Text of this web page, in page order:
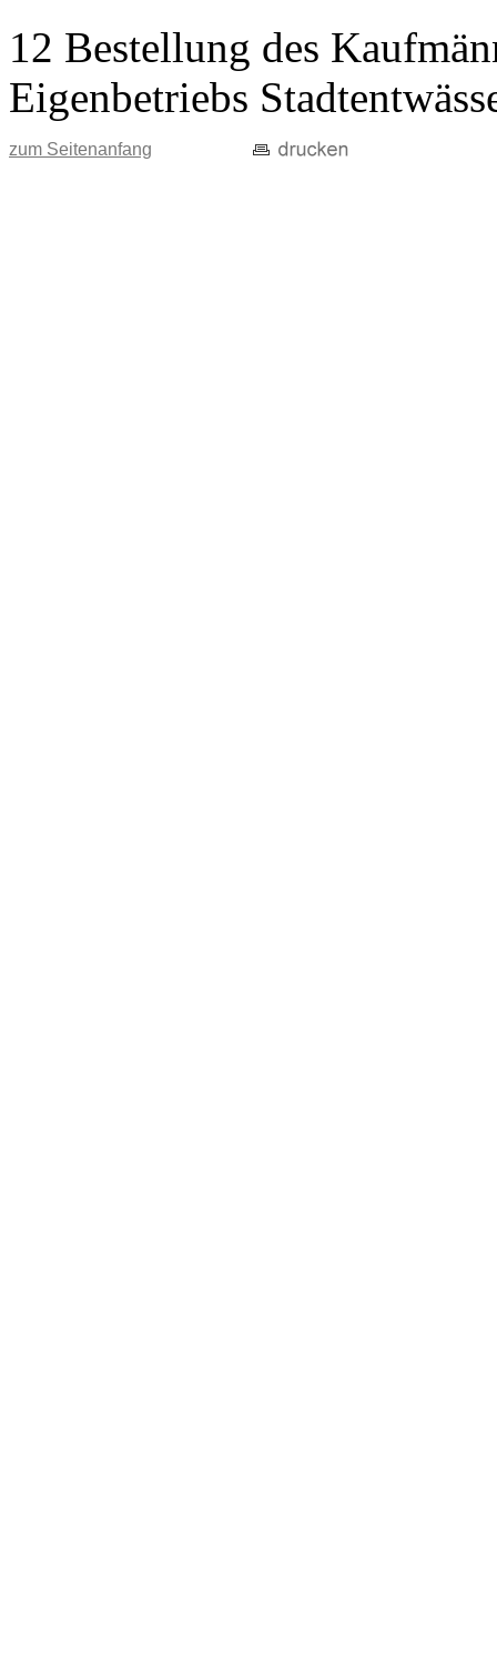
12 Bestellung des
Eigenbetriebs
zum Seitenanfang